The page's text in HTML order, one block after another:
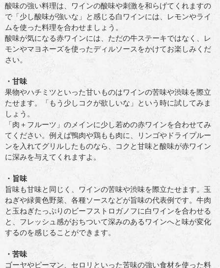
酸味の強い料理は、ワインの酸味や刺激を和らげてくれますの
で「少し酸味が強いな」と感じる白ワインには、レモンやライ
ムを使った料理を合わせましょう。
酸味が気になる赤ワインには、ただの牛ステーキではなく、レ
モンやマヨネーズを使ったディルソースをかけてお楽しみくだ
さい。
・甘味
果物やハチミツといった甘いものはワインの苦味や渋味を際立
たせます。「もう少しコクが欲しいな」という時に試してみま
しょう。
「肉＋フルーツ」のメインに少し若めの赤ワインを合わせてみ
てください。例えば鴨肉や鶏もも肉に、リンゴやドライプルー
ンを入れてグリルしたものなら、コクと甘味と酸味が赤ワイン
に深みを与えてくれますよ。
・旨味
旨味も甘味と同じく、ワインの苦味や渋味を際立たせます。玉
ねぎや緑黄色野菜、各種ソースなどが旨味の代表例です。牛肉
と玉ねぎたっぷりのビーフストロガノフに白ワインを合わせる
と、フレッシュ感がおちついて深みのあるワインへと味が変化
するのを感じることができます。
・苦味
ゴーヤやピーマン、セロリといった苦味の強い食材を使った料